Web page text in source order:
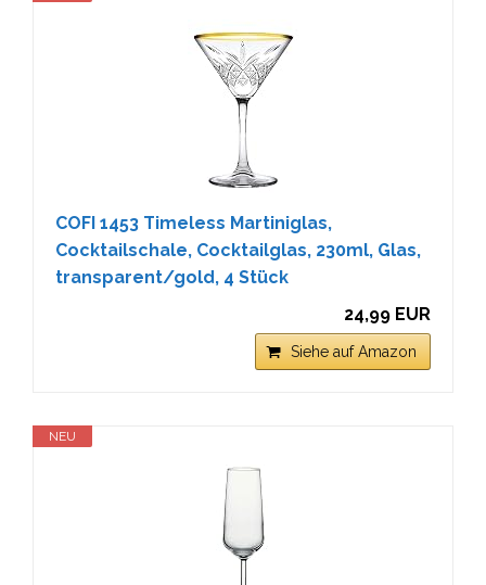
COFI 1453 Timeless Martiniglas,
Cocktailschale, Cocktailglas, 230ml, Glas,
transparent/gold, 4 Stück
24,99 EUR
Siehe auf Amazon
NEU